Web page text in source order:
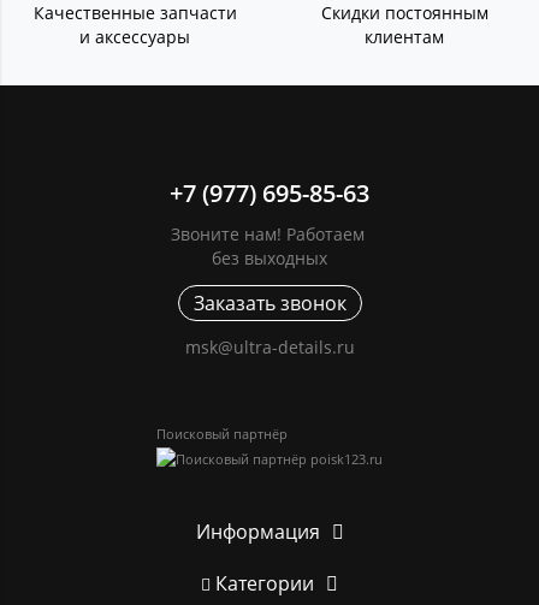
Качественные запчасти
и аксессуары
Скидки постоянным
клиентам
+7 (977) 695-85-63
Звоните нам! Работаем
без выходных
Заказать звонок
msk@ultra-details.ru
Поисковый партнёр
Информация
Категории